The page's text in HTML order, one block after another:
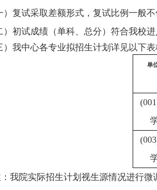
）复试采取差额形式，复试比例一般不
）初试成绩（单科、总分）符合我校
）我中心各专业拟招生计划详见以下
单
我院实际招生计划视生源情况进行微